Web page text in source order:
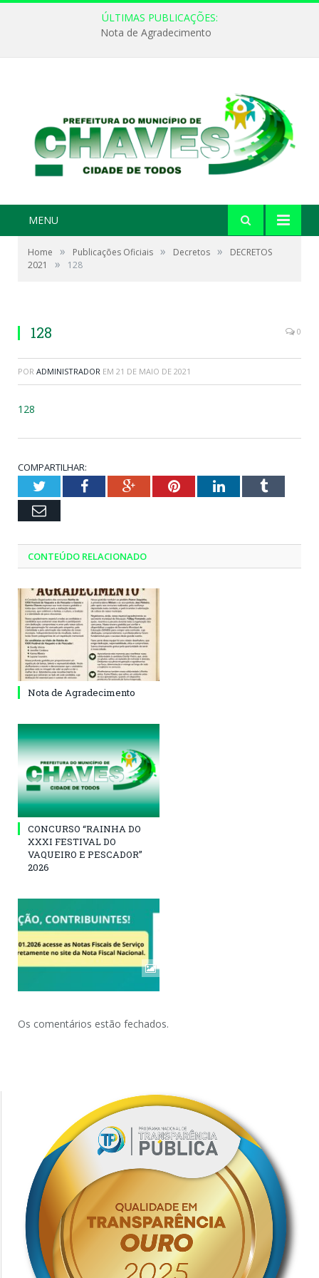
ÚLTIMAS PUBLICAÇÕES:
Nota de Agradecimento
MENU
Home » Publicações Oficiais » Decretos »
DECRETOS
2021
» 128
128 0
POR ADMINISTRADOR EM 21 DE MAIO DE 2021
128
COMPARTILHAR:
TwitterFacebookGoogle+PinterestLinkedInTumblr
Email
CONTEÚDO RELACIONADO
Nota de Agradecimento
CONCURSO “RAINHA DO
XXXI FESTIVAL DO
VAQUEIRO E PESCADOR”
2026
Os comentários estão fechados.